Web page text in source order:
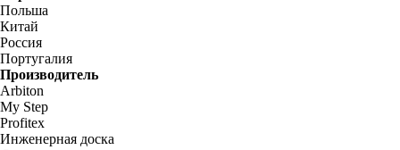
Польша
Китай
Россия
Португалия
Производитель
Arbiton
My Step
Profitex
Инженерная доска